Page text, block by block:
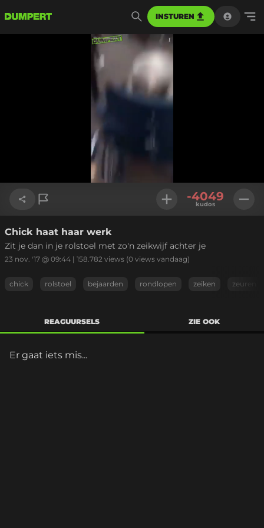
INSTUREN
Link kopiëren
-4049
kudos
Chick haat haar werk
Zit je dan in je rolstoel met zo'n zeikwijf achter je
23 nov. '17 @ 09:44 | 158.782 views (0 views vandaag)
chick rolstoel bejaarden rondlopen zeiken zeuren
REAGUURSELS ZIE OOK
Er gaat iets mis...